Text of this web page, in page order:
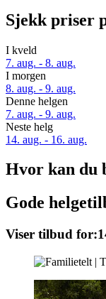
Sjekk priser
I kveld
7. aug. - 8. aug.
I morgen
8. aug. - 9. aug.
Denne helgen
7. aug. - 9. aug.
Neste helg
14. aug. - 16. aug.
Hvor kan du
Gode
Viser tilbud for: